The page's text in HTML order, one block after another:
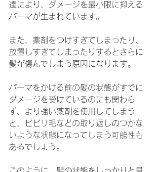
達により、ダメージを最小限に抑える
パーマが生まれています。
また、薬剤をつけすぎてしまったり、
放置しすぎてしまったりするとさらに
髪が傷んでしまう原因になります。
パーマをかける前の髪の状態がすでに
ダメージを受けているのにも関わら
ず、より強い薬剤を使用してしまう
と、ビビリ毛などの取り返しのつかな
いような状態になってしまう可能性も
あるでしょう。